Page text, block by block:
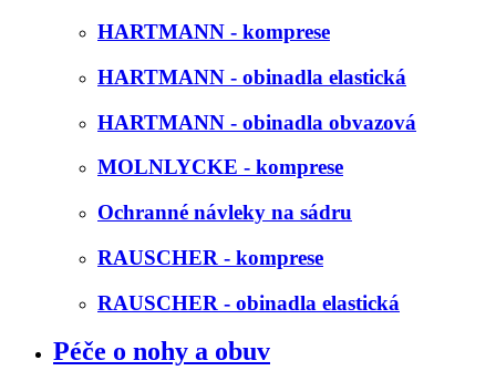
HARTMANN - komprese
HARTMANN - obinadla elastická
HARTMANN - obinadla obvazová
MOLNLYCKE - komprese
Ochranné návleky na sádru
RAUSCHER - komprese
RAUSCHER - obinadla elastická
Péče o nohy a obuv